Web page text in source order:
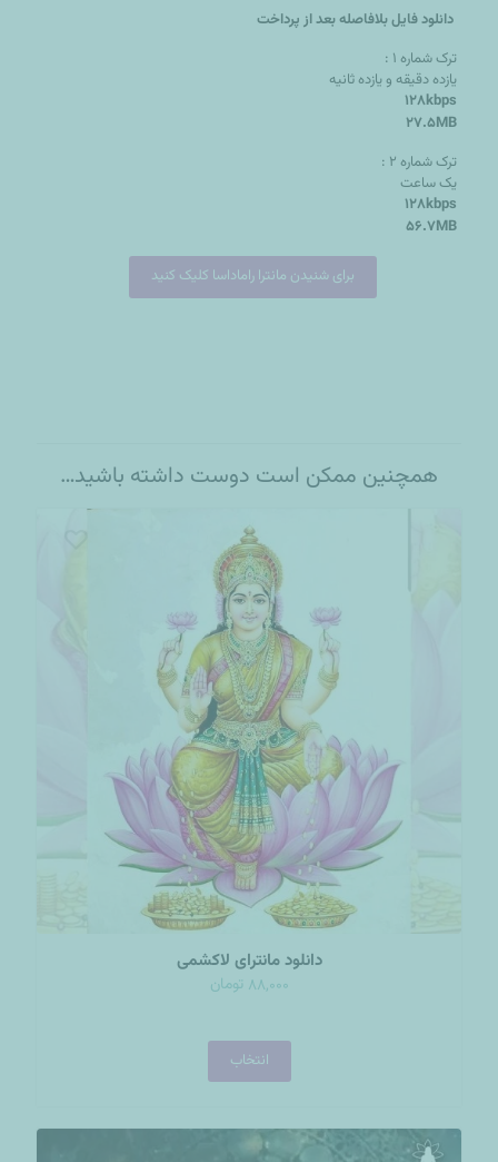
دانلود فایل بلافاصله بعد از پرداخت
ترک شماره ۱ :
یازده دقیقه و یازده ثانیه
128kbps
27.5MB
ترک شماره ۲ :
یک ساعت
128kbps
56.7MB
برای شنیدن مانترا راماداسا کلیک کنید
همچنین ممکن است دوست داشته باشید…
دانلود مانترای لاکشمی
88,000 تومان
انتخاب